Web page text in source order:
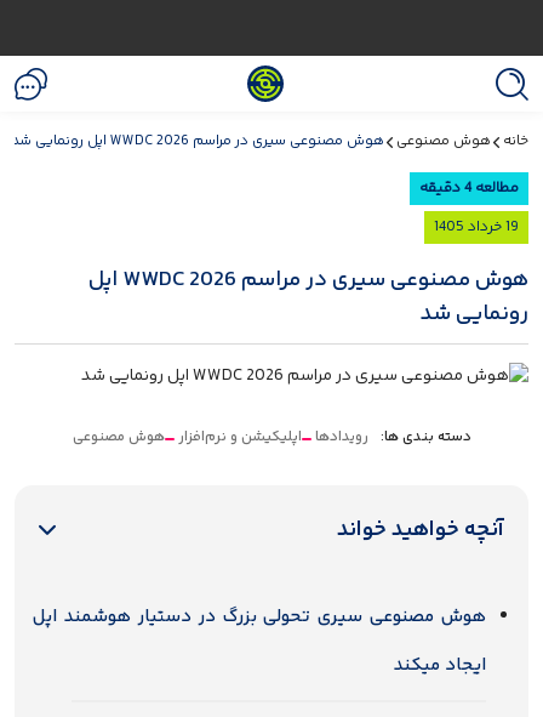
خانه هوش مصنوعی هوش مصنوعی سیری در مراسم WWDC 2026 اپل رونمایی شد
مطالعه 4 دقیقه
19 خرداد 1405
هوش مصنوعی سیری در مراسم WWDC 2026 اپل
رونمایی شد
دسته بندی ها: رویدادها اپلیکیشن و نرم‌افزار هوش مصنوعی
آنچه خواهید خواند
هوش مصنوعی سیری تحولی بزرگ در دستیار هوشمند اپل
ایجاد میکند